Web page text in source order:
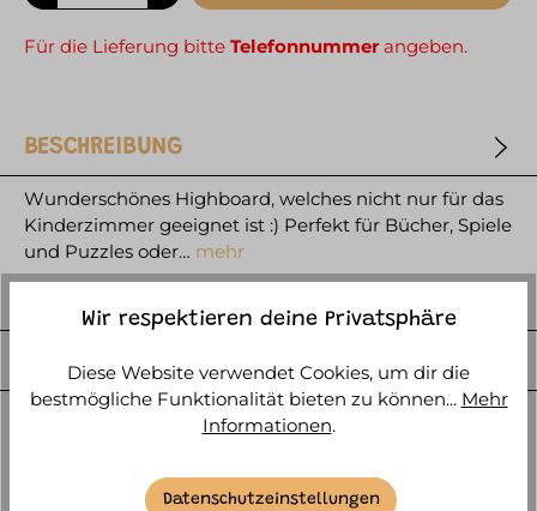
Für die Lieferung bitte Telefonnummer angeben.
BESCHREIBUNG
Wunderschönes Highboard, welches nicht nur für das
Kinderzimmer geeignet ist :) Perfekt für Bücher, Spiele
und Puzzles oder… mehr
Wir respektieren deine Privatsphäre
Diese Website verwendet Cookies, um dir die
bestmögliche Funktionalität bieten zu können... Mehr
Informationen.
Datenschutzeinstellungen